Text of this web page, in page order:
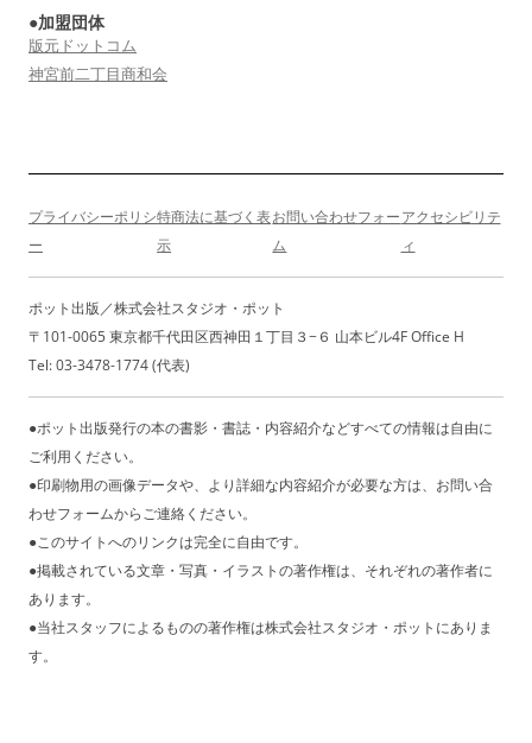
●加盟団体
版元ドットコム
神宮前二丁目商和会
プライバシーポリシ
ー
特商法に基づく表
示
お問い合わせフォー
ム
アクセシビリテ
ィ
ポット出版／株式会社スタジオ・ポット
〒101-0065 東京都千代田区西神田１丁目３−６ 山本ビル4F Office H
Tel: 03-3478-1774 (代表)
●ポット出版発行の本の書影・書誌・内容紹介などすべての情報は自由に
ご利用ください。
●印刷物用の画像データや、より詳細な内容紹介が必要な方は、お問い合
わせフォームからご連絡ください。
●このサイトへのリンクは完全に自由です。
●掲載されている文章・写真・イラストの著作権は、それぞれの著作者に
あります。
●当社スタッフによるものの著作権は株式会社スタジオ・ポットにありま
す。